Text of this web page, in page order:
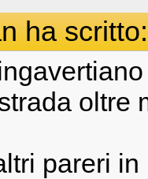
ha scritto:
oltre
pareri